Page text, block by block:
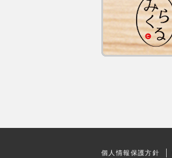
個人情報保護方針